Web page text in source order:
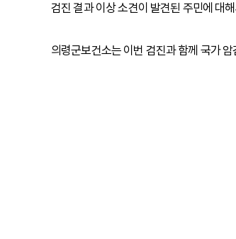
검진 결과 이상 소견이 발견된 주민에 대
의령군보건소는 이번 검진과 함께 국가